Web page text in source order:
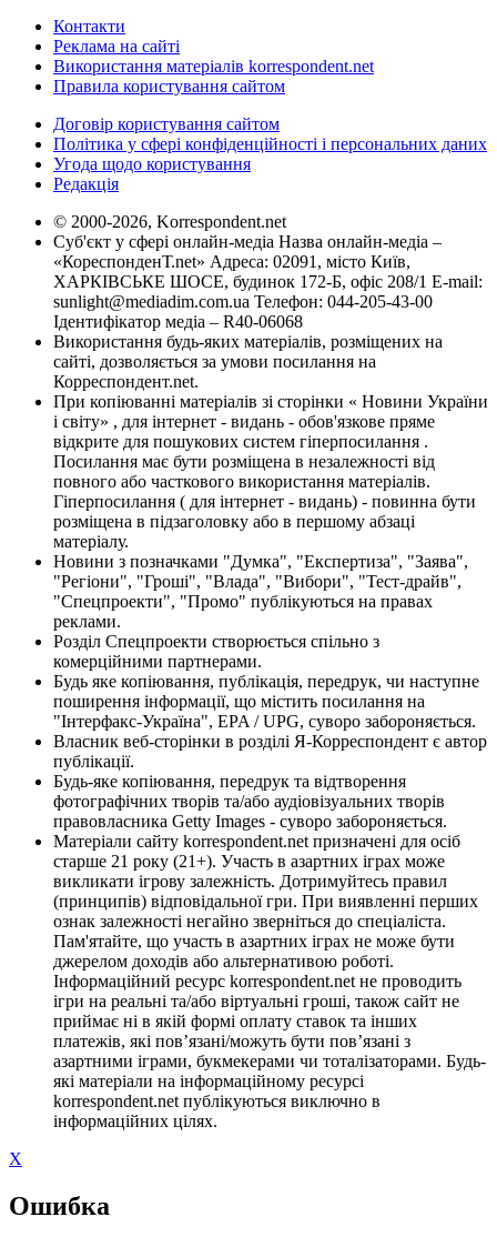
Контакти
Реклама на сайті
Використання матеріалів korrespondent.net
Правила користування сайтом
Договір користування сайтом
Політика у сфері конфіденційності і персональних даних
Угода щодо користування
Редакція
© 2000-2026, Korrespondent.net
Суб'єкт у сфері онлайн-медіа Назва онлайн-медіа –
«КореспонденТ.net» Адреса: 02091, місто Київ,
ХАРКІВСЬКЕ ШОСЕ, будинок 172-Б, офіс 208/1 E-mail:
sunlight@mediadim.com.ua Телефон: 044-205-43-00
Ідентифікатор медіа – R40-06068
Використання будь-яких матеріалів, розміщених на
сайті, дозволяється за умови посилання на
Корреспондент.net.
При копіюванні матеріалів зі сторінки « Новини України
і світу» , для інтернет - видань - обов'язкове пряме
відкрите для пошукових систем гіперпосилання .
Посилання має бути розміщена в незалежності від
повного або часткового використання матеріалів.
Гіперпосилання ( для інтернет - видань) - повинна бути
розміщена в підзаголовку або в першому абзаці
матеріалу.
Новини з позначками "Думка", "Експертиза", "Заява",
"Регіони", "Гроші", "Влада", "Вибори", "Тест-драйв",
"Спецпроекти", "Промо" публікуються на правах
реклами.
Розділ Спецпроекти створюється спільно з
комерційними партнерами.
Будь яке копіювання, публікація, передрук, чи наступне
поширення інформації, що містить посилання на
"Інтерфакс-Україна", EPA / UPG, суворо забороняється.
Власник веб-сторінки в розділі Я-Корреспондент є автор
публікації.
Будь-яке копіювання, передрук та відтворення
фотографічних творів та/або аудіовізуальних творів
правовласника Getty Images - суворо забороняється.
Матеріали сайту korrespondent.net призначені для осіб
старше 21 року (21+). Участь в азартних іграх може
викликати ігрову залежність. Дотримуйтесь правил
(принципів) відповідальної гри. При виявленні перших
ознак залежності негайно зверніться до спеціаліста.
Пам'ятайте, що участь в азартних іграх не може бути
джерелом доходів або альтернативою роботі.
Інформаційний ресурс korrespondent.net не проводить
ігри на реальні та/або віртуальні гроші, також сайт не
приймає ні в якій формі оплату ставок та інших
платежів, які пов’язані/можуть бути пов’язані з
азартними іграми, букмекерами чи тоталізаторами. Будь-
які матеріали на інформаційному ресурсі
korrespondent.net публікуються виключно в
інформаційних цілях.
X
Ошибка